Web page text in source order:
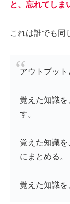
と、忘れてしま
これは誰でも同
アウトプット
覚えた知識
す。
覚えた知識
にまとめる。
覚えた知識を